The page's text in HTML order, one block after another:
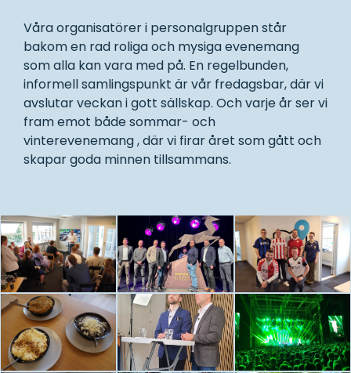
Våra organisatörer i personalgruppen står
bakom en rad roliga och mysiga evenemang
som alla kan vara med på. En regelbunden,
informell samlingspunkt är vår fredagsbar, där vi
avslutar veckan i gott sällskap. Och varje år ser vi
fram emot både sommar- och
vinterevenemang , där vi firar året som gått och
skapar goda minnen tillsammans.